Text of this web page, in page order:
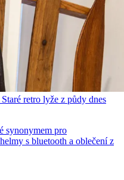
retro lyže z půdy dnes
synonymem pro
s bluetooth a oblečení z